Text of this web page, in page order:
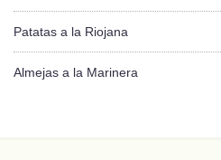
Patatas a la Riojana
Almejas a la Marinera